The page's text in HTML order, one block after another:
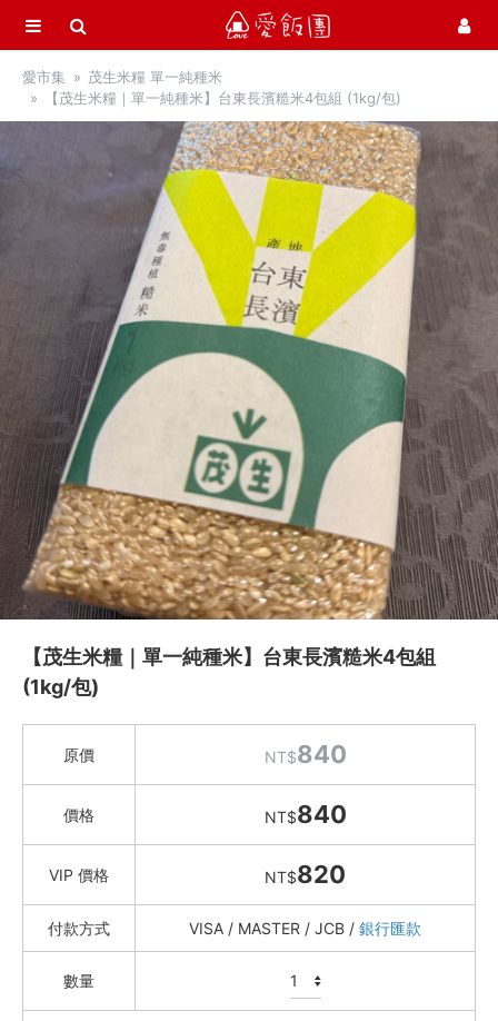
選單
首頁
21
中秋月餅 / 禮盒
中秋烤肉 / 生鮮
季節推薦 / 新品登場
活力早餐
營養補給站
吃零食
愛甜點
火腿．起司．歐陸食材
料理盛宴
水餃 / 麵食 / 湯圓 / 包子
滷味 / 香腸 / 下酒菜
熟食 / 小吃 / 鮑魚罐
礦泉水 / 氣泡水
農產 / 乾貨
特瑪多有機農園
茂生米糧 單一純種米
富興米店
台灣好蒡 牛蒡茶、牛蒡脆片
2021老梅 (社會企業)
泉發蜂蜜 / 保養修護
愛市集
茂生米糧 單一純種米
【茂生米糧｜單一純種米】台東長濱糙米4包組 (1kg/包)
【茂生米糧｜單一純種米】台東長濱糙米4包組
(1kg/包)
原價 NT$840
價格 NT$840
VIP 價格 NT$820
付款方式 VISA / MASTER / JCB / 銀行匯款
數量